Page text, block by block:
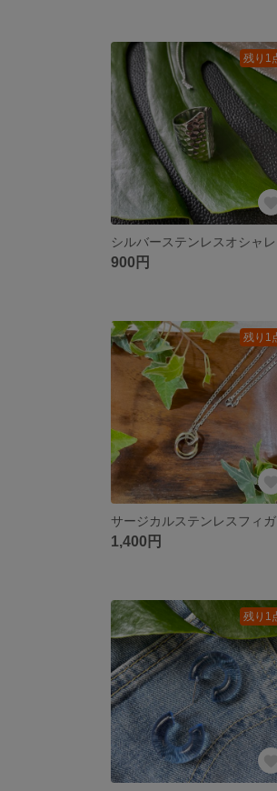
残り1
900円
残り1
1,400円
残り1